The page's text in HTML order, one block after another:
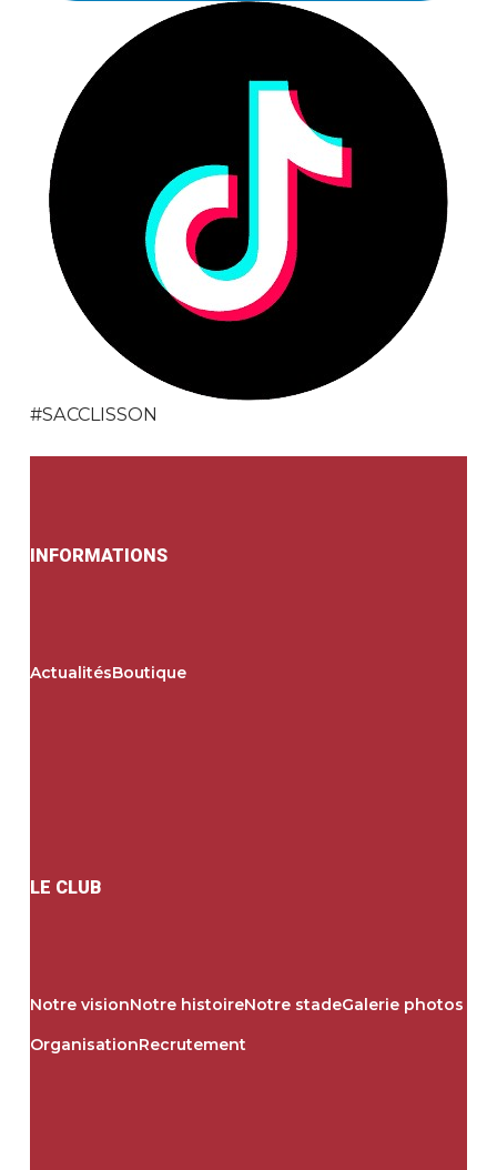
#SACCLISSON
INFORMATIONS
ActualitésBoutique
LE CLUB
Notre visionNotre histoireNotre stadeGalerie photos
OrganisationRecrutement